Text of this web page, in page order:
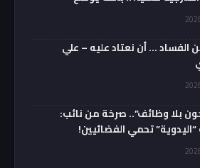
الفساد … أن نعتاد عليه – علي
بلا وظائف”.. صرخة من نائب:
“اليدوية” تحمي الفضائيين!